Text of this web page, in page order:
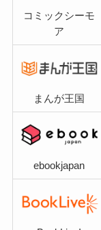
コミックシーモ
ア
まんが王国
ebookjapan